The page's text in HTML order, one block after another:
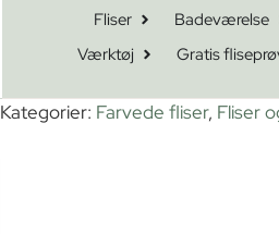
Fliser Badeværelse
Værktøj
Gratis
Kategorier: Farvede fliser, Fliser